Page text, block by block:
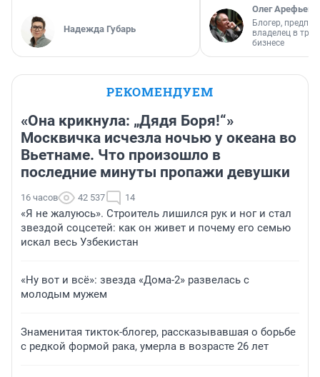
Надежда Губарь
Олег Арефьев
Блогер,
владелец в
бизнесе
РЕКОМЕНДУЕМ
«Она крикнула: „Дядя Боря!“»
Москвичка исчезла ночью у океана во
Вьетнаме. Что произошло в
последние минуты пропажи девушки
16 часов 42 537 14
«Я не жалуюсь». Строитель лишился рук и ног и стал
звездой соцсетей: как он живет и почему его семью
искал весь Узбекистан
«Ну вот и всё»: звезда «Дома-2» развелась с
молодым мужем
Знаменитая тикток-блогер, рассказывавшая о борьбе
с редкой формой рака, умерла в возрасте 26 лет